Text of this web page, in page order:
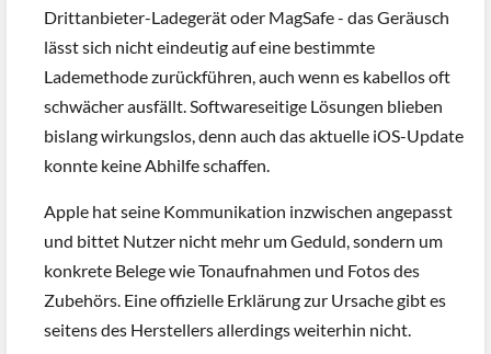
Drittanbieter-Ladegerät oder MagSafe - das Geräusch
lässt sich nicht eindeutig auf eine bestimmte
Lademethode zurückführen, auch wenn es kabellos oft
schwächer ausfällt. Softwareseitige Lösungen blieben
bislang wirkungslos, denn auch das aktuelle iOS-Update
konnte keine Abhilfe schaffen.
Apple hat seine Kommunikation inzwischen angepasst
und bittet Nutzer nicht mehr um Geduld, sondern um
konkrete Belege wie Tonaufnahmen und Fotos des
Zubehörs. Eine offizielle Erklärung zur Ursache gibt es
seitens des Herstellers allerdings weiterhin nicht.